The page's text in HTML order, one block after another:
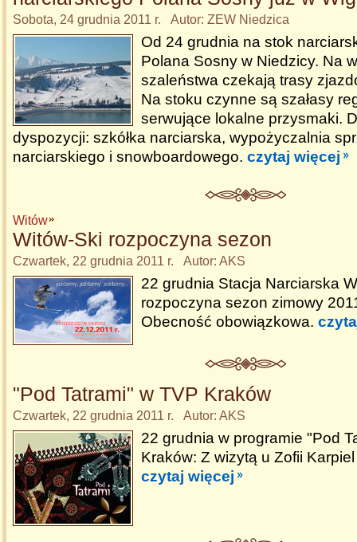
Sobota, 24 grudnia 2011 r. Autor: ZEW Niedzica
Od 24 grudnia na stok
Polana Sosny w Niedzicy. Na
szaleństwa czekają trasy
Na stoku czynne są szałasy
serwujące lokalne przysmaki.
dyspozycji: szkółka narciarska, wypożyczalnia
narciarskiego i snowboardowego. czytaj więcej
Witów
Witów-Ski rozpoczyna sezon
Czwartek, 22 grudnia 2011 r. Autor: AKS
22 grudnia Stacja Narciarska
rozpoczyna sezon zimowy
Obecność obowiązkowa.
"Pod Tatrami" w TVP Kraków
Czwartek, 22 grudnia 2011 r. Autor: AKS
22 grudnia w programie "Pod
Kraków: Z wizytą u Zofii Karpiel
czytaj więcej